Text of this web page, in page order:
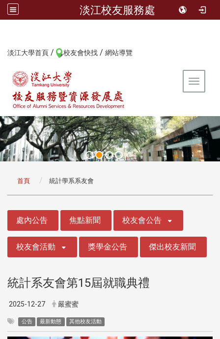
淡江校友服務處
淡江大學首頁 / 校友會快找 / 網站導覽
Toggle
首頁 統計學系系友會
處內公告 焦點新聞 校友會公告
校友會活動 獎學金公告 傑出校友新聞
統計系友會第15屆就職典禮
2025-12-27 嚴蜜蜜
公告 最新動態 其他校友活動